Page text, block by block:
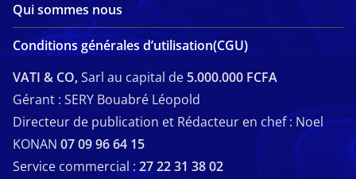
Qui sommes nous
Conditions générales d’utilisation(CGU)
VATI & CO,Sarl au capital de 5.000.000 FCFA
Gérant : SERY Bouabré Léopold
Directeur de publication et Rédacteur en chef : Noel
KONAN 07 09 96 64 15
Service commercial : 27 22 31 38 02